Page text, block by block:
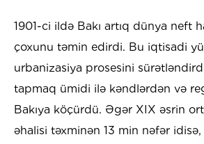
1901-ci ildə Bakı artıq dünya neft
çoxunu təmin edirdi. Bu iqtisadi
urbanizasiya prosesini
tapmaq ümidi ilə kəndlərdən və
Bakıya köçürdü. Əgər XIX əsrin
əhalisi təxminən 13 min nəfər